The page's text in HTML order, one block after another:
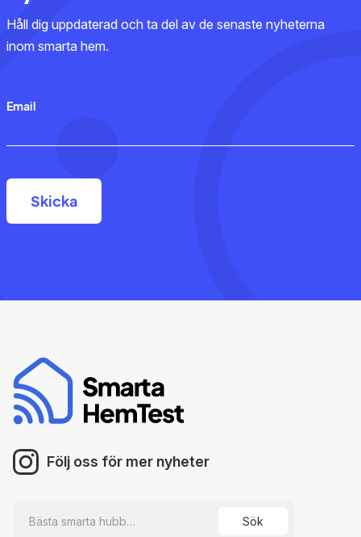
Håll dig uppdaterad och ta del av de senaste nyheterna
inom smarta hem.
Email
Följ oss för mer nyheter